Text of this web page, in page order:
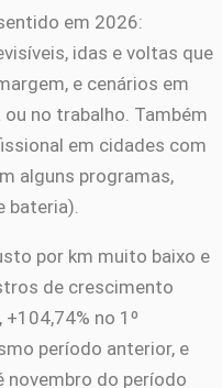
em 2026:
idas e voltas que
e cenários em
no trabalho. Também
em cidades com
alguns programas,
bateria).
por km muito baixo e
de crescimento
no 1º
período anterior, e
novembro do período